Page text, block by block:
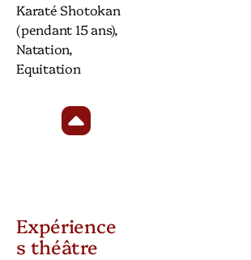
Karaté Shotokan
(pendant 15 ans),
Natation,
Equitation
Expérience
s théâtre